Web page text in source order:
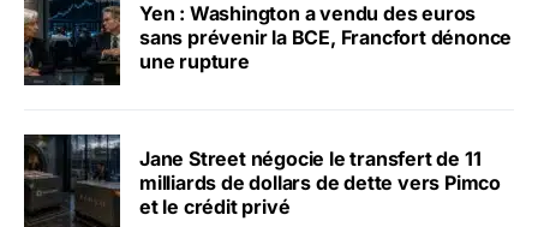
Yen : Washington a vendu des euros
sans prévenir la BCE, Francfort dénonce
une rupture
Jane Street négocie le transfert de 11
milliards de dollars de dette vers Pimco
et le crédit privé